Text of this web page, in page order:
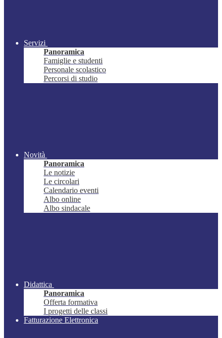
Servizi
Panoramica
Famiglie e studenti
Personale scolastico
Percorsi di studio
Novità
Panoramica
Le notizie
Le circolari
Calendario eventi
Albo online
Albo sindacale
Didattica
Panoramica
Offerta formativa
I progetti delle classi
Fatturazione Elettronica